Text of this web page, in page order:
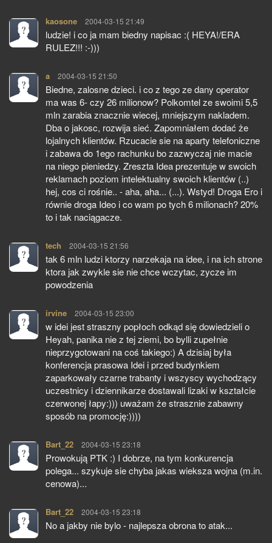
kaosone pisze:
2004-03-15 21:49
ludzie! i co ja mam biedny napisac :( HEYA!/ERA
RULEZ!!! :-)))
a pisze:
2004-03-15 21:50
Biedne, zalosne dzieci. i co z tego ze dany operator
ma was 6- czy 26 milionow? Polkomtel ze swoimi 5,5
mln zarabia znacznie wiecej, mniejszym nakladem.
Dba o jakosc, rozwija sieć. Zapomniałem dodać że
lojalnych klientów. Rzucacie sie na aparty telefoniczne
i zabawa do 1ego rachunku bo zazwyczaj nie macie
na niego pieniedzy. Zreszta Idea prezentuje w swoich
reklamach poziom intelektualny swoich klientów (..)
hej, cos ci rośnie.. - aha, aha... (...). Wstyd! Droga Ero i
równie droga Ideo i co wam po tych 6 milionach? 20%
to i tak naciągacze.
tech pisze:
2004-03-15 21:56
tak 6 mln ludzi ktorzy narzekaja na idee, i na ich strone
ktora jak zwykle sie nie chce wczytac, zycze im
powodzenia
irvine pisze:
2004-03-15 23:00
w idei jest straszny popłoch odkąd się dowiedzieli o
Heyah, panika nie z tej ziemi, bo bylli zupełnie
nieprzygotowani na coś takiego:) A dzisiaj była
konferencja prasowa Idei i przed budynkiem
zaparkowały czarne trabanty i wszyscy wychodzący
uczestnicy i dziennikarze dostawali lizaki w kształcie
czerwonej łapy:))) uważam że strasznie zabawny
sposób na promocję:))))
Bart_22 pisze:
2004-03-15 23:18
Prowokują PTK :) I dobrze, na tym konkurencja
polega... szykuje sie chyba jakas wieksza wojna (m.in.
cenowa)...
Bart_22 pisze:
2004-03-15 23:18
No a jakby nie bylo - najlepsza obrona to atak...